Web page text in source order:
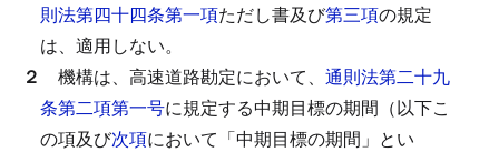
則法第四十四条第一項ただし書及び第三項の規定
は、適用しない。
２ 機構は、高速道路勘定において、 通則法第二十九
条第二項第一号に規定する中期目標の期間（以下こ
の項及び次項において「中期目標の期間」とい